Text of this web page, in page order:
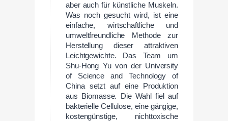
aber auch für künstliche Muskeln.
Was noch gesucht wird, ist eine
einfache, wirtschaftliche und
umweltfreundliche Methode zur
Herstellung dieser attraktiven
Leichtgewichte. Das Team um
Shu-Hong Yu von der University
of Science and Technology of
China setzt auf eine Produktion
aus Biomasse. Die Wahl fiel auf
bakterielle Cellulose, eine gängige,
kostengünstige, nichttoxische